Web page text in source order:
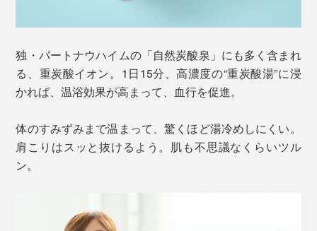
独・バートナウハイムの「自然炭酸泉」にも多く含まれ
る、重炭酸イオン。1日15分、高濃度の“重炭酸湯”に浸
かれば、温浴効果が高まって、血行を促進。
体のすみずみまで温まって、驚くほど湯冷めしにくい。
肩こりはスッと抜けるよう。肌も不思議なくらいツル
ン。